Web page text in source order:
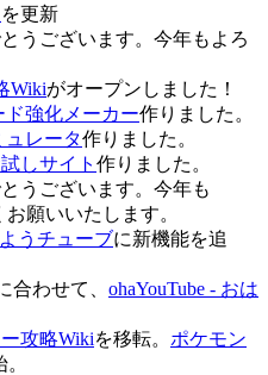
を更新
うございます。今年もよろ
Wikiがオープンしました！
強化メーカー作りました。
レータ作りました。
しサイト 作りました。
うございます。今年も
願いいたします。
うチューブに新機能を追
合わせて、 ohaYouTube - おは
攻略Wikiを移転。 ポケモン